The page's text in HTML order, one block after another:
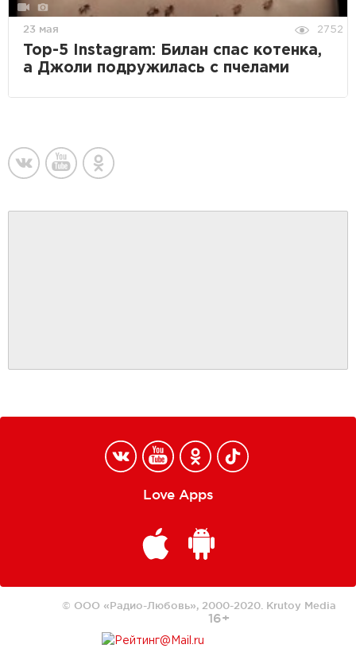
23 мая 2752
Top-5 Instagram: Билан спас котенка,
а Джоли подружилась с пчелами
Love Apps
© ООО «Радио-Любовь», 2000-2020. Krutoy Media
16+